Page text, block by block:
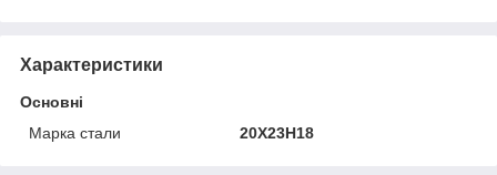
Характеристики
Основні
Марка стали
20Х23Н18